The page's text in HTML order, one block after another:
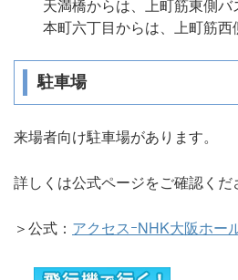
天満橋からは、上町筋東側
本町六丁目からは、上町筋西
駐車場
来場者向け駐車場があります。
詳しくは公式ページをご確認くだ
＞公式： アクセスｰNHK大阪ホー